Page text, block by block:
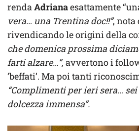
rendaAdrianaesattamente
vera… una Trentina doc!!”, nota
rivendicando le origini della
che domenica prossima
farti alzare…”,avvertono i
‘beffati’. Ma poi tanti
“Complimenti per ieri sera…
dolcezza immensa”.